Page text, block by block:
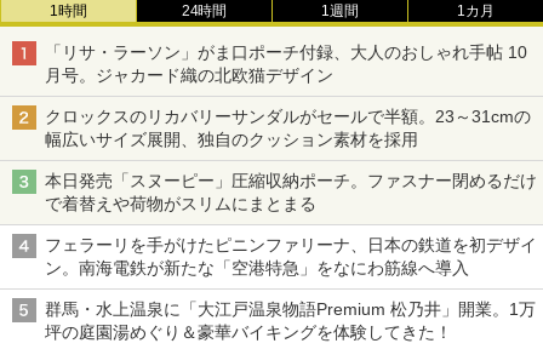
1時間 24時間 1週間 1カ月
「リサ・ラーソン」がま口ポーチ付録、大人のおしゃれ手帖 10
月号。ジャカード織の北欧猫デザイン
クロックスのリカバリーサンダルがセールで半額。23～31cmの
幅広いサイズ展開、独自のクッション素材を採用
本日発売「スヌーピー」圧縮収納ポーチ。ファスナー閉めるだけ
で着替えや荷物がスリムにまとまる
フェラーリを手がけたピニンファリーナ、日本の鉄道を初デザイ
ン。南海電鉄が新たな「空港特急」をなにわ筋線へ導入
群馬・水上温泉に「大江戸温泉物語Premium 松乃井」開業。1万
坪の庭園湯めぐり＆豪華バイキングを体験してきた！